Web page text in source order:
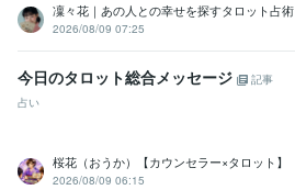
凜々花｜あの人との幸せを探すタロット占術
2026/08/09 07:25
今日のタロット総合メッセージ
記事
占い
桜花（おうか）【カウンセラー×タロット】
2026/08/09 06:15